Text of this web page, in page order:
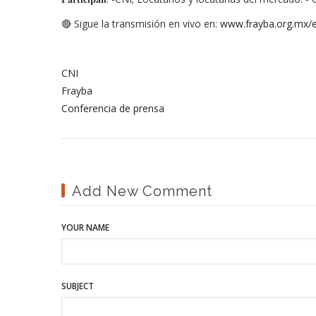
🔴 Sigue la transmisión en vivo en: www.frayba.org.mx/
CNI
Frayba
Conferencia de prensa
Add New Comment
YOUR NAME
SUBJECT